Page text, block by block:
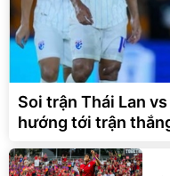
Soi trận Thái Lan
hướng tới trận